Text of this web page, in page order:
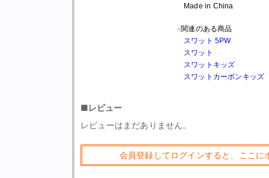
Made in China
●関連のある商品
スワット 5PW
スワット
スワットキッズ
スワットカーボンキッズ
■レビュー
レビューはまだありません。
会員登録してログインすると、ここ